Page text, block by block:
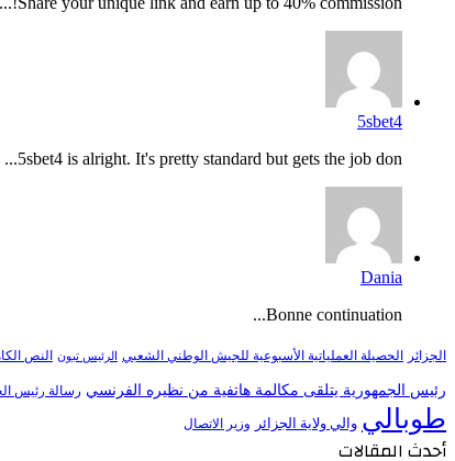
5sbet4
5sbet4 is alright. It's pretty standard but gets the job don...
Dania
Bonne continuation...
الجزائر الحصيلة العملياتية الأسبوعية للجيش الوطني الشعبي الرئيس تبون النص
رئيس الجمهورية يتلقى مكالمة هاتفية من نظيره الفرنسي رسالة رئيس
طوبالي والي ولاية الجزائر وزير الاتصال
أحدث المقالات